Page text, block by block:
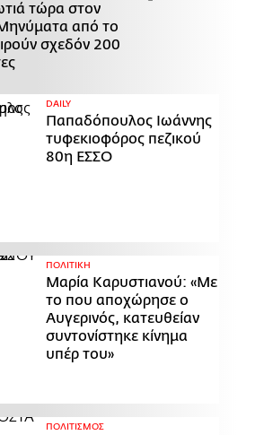
τώρα στον
από το
σχεδόν 200
DAILY
Παπαδόπουλος Ιωάννης
τυφεκιοφόρος πεζικού
80η ΕΣΣΟ
ΠΟΛΙΤΙΚΗ
Μαρία Καρυστιανού: «Με
το που αποχώρησε ο
Αυγερινός, κατευθείαν
συντονίστηκε κίνημα
υπέρ του»
ΠΟΛΙΤΙΣΜΟΣ